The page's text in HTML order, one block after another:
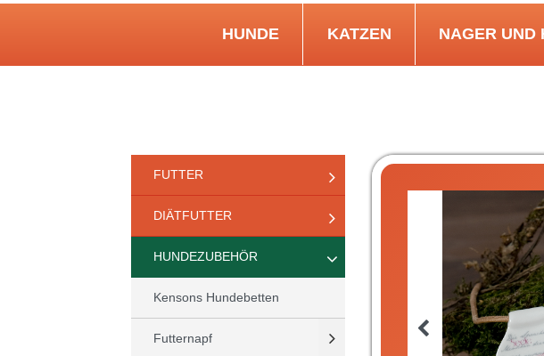
HUNDE KATZEN NAGER UND
FUTTER
DIÄTFUTTER
HUNDEZUBEHÖR
Kensons Hundebetten
Futternapf